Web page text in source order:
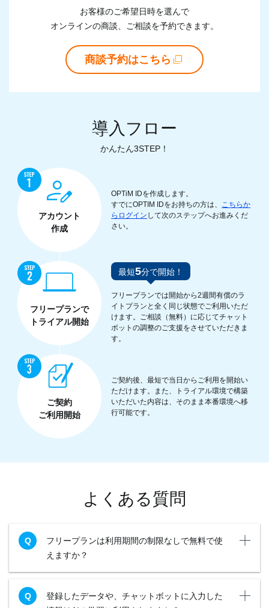
お客様のご希望日時を選んで
オンラインの商談、ご相談を予約できます。
商談予約はこちら
導入フロー
かんたん3STEP！
アカウント
作成
OPTiM IDを作成します。
すでにOPTIM IDをお持ちの方は、 こちらか
らログイン して次のステップへお進みくだ
さい。
フリープランで
トライアル開始
最短5分で開始！
フリープランでは開始から2週間有償のラ
イトプランと全く同じ状態でご利用いただ
けます。ご相談（無料）に応じてチャット
ボットの調整のご支援をさせていただきま
す。
ご契約
ご利用開始
ご契約後、最短で当日からご利用を開始い
ただけます。また、トライアル環境で構築
いただいた内容は、そのまま本番環境へ移
行可能です。
よくある質問
フリープランは利用期間の制限なしで無料で使
えますか？
登録したデータや、チャットボットに入力した